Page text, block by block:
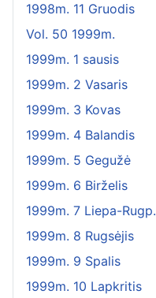
1998m. 11 Gruodis
Vol. 50 1999m.
1999m. 1 sausis
1999m. 2 Vasaris
1999m. 3 Kovas
1999m. 4 Balandis
1999m. 5 Gegužė
1999m. 6 Birželis
1999m. 7 Liepa-Rugp.
1999m. 8 Rugsėjis
1999m. 9 Spalis
1999m. 10 Lapkritis